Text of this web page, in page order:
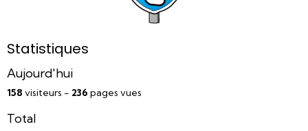
Statistiques
Aujourd'hui
158 visiteurs - 236 pages vues
Total